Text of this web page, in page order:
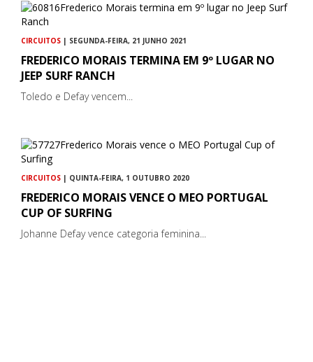
CIRCUITOS | SEGUNDA-FEIRA, 21 JUNHO 2021
FREDERICO MORAIS TERMINA EM 9º LUGAR NO
JEEP SURF RANCH
Toledo e Defay vencem...
CIRCUITOS | QUINTA-FEIRA, 1 OUTUBRO 2020
FREDERICO MORAIS VENCE O MEO PORTUGAL
CUP OF SURFING
Johanne Defay vence categoria feminina...